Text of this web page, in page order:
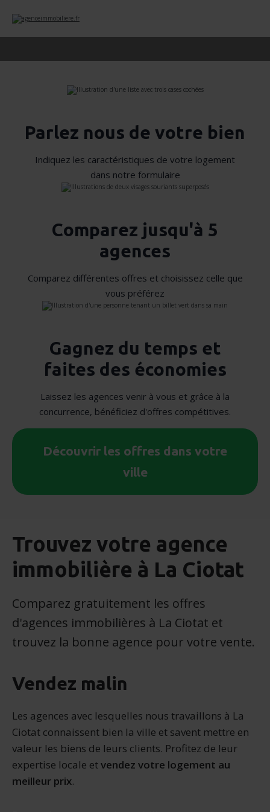
Parlez nous de votre bien
Indiquez les caractéristiques de votre logement
dans notre formulaire
Comparez jusqu'à 5
agences
Comparez différentes offres et choisissez celle que
vous préférez
Gagnez du temps et
faites des économies
Laissez les agences venir à vous et grâce à la
concurrence, bénéficiez d'offres compétitives.
Découvrir les offres dans votre
ville
Trouvez votre agence
immobilière à La Ciotat
Comparez gratuitement les offres
d'agences immobilières à La Ciotat et
trouvez la bonne agence pour votre vente.
Vendez malin
Les agences avec lesquelles nous travaillons à La
Ciotat connaissent bien la ville et savent mettre en
valeur les biens de leurs clients. Profitez de leur
expertise locale etvendez votre logement au
meilleur prix.